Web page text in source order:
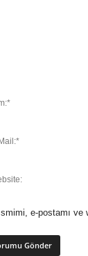
Ismimi, e-postamı